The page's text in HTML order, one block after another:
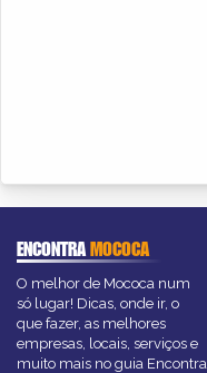
ENCONTRAMOCOCA
O melhor de Mococa num
só lugar! Dicas, onde ir, o
que fazer, as melhores
empresas, locais, serviços e
muito mais no guia Encontra